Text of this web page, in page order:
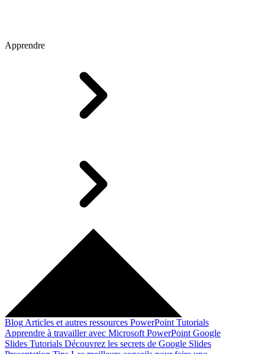
Apprendre
Blog Articles et autres ressources PowerPoint Tutorials
Apprendre à travailler avec Microsoft PowerPoint Google
Slides Tutorials Découvrez les secrets de Google Slides